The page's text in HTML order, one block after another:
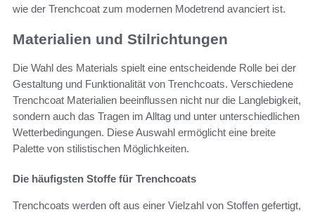
wie der Trenchcoat zum modernen Modetrend avanciert ist.
Materialien und Stilrichtungen
Die Wahl des Materials spielt eine entscheidende Rolle bei der
Gestaltung und Funktionalität von Trenchcoats. Verschiedene
Trenchcoat Materialien beeinflussen nicht nur die Langlebigkeit,
sondern auch das Tragen im Alltag und unter unterschiedlichen
Wetterbedingungen. Diese Auswahl ermöglicht eine breite
Palette von stilistischen Möglichkeiten.
Die häufigsten Stoffe für Trenchcoats
Trenchcoats werden oft aus einer Vielzahl von Stoffen gefertigt,